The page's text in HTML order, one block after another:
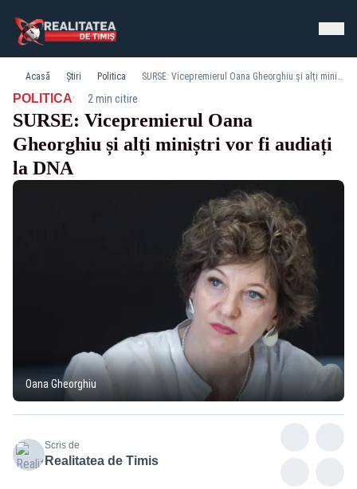
Acasă Știri Politica SURSE: Vicepremierul Oana Gheorghiu și alți miniștri vor fi audiați la DNA
POLITICA· 2 min citire
SURSE: Vicepremierul Oana
Gheorghiu și alți miniștri vor fi audiați
la DNA
Oana Gheorghiu
Scris de
Realitatea de Timis